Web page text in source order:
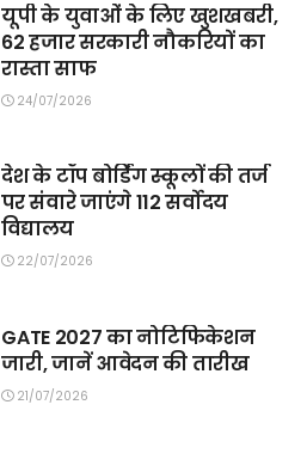
यूपी के युवाओं के लिए खुशखबरी,
62 हजार सरकारी नौकरियों का
रास्ता साफ
24/07/2026
देश के टॉप बोर्डिंग स्कूलों की तर्ज
पर संवारे जाएंगे 112 सर्वोदय
विद्यालय
22/07/2026
GATE 2027 का नोटिफिकेशन
जारी, जानें आवेदन की तारीख
21/07/2026